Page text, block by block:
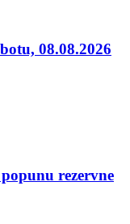
08.08.2026
rezervne